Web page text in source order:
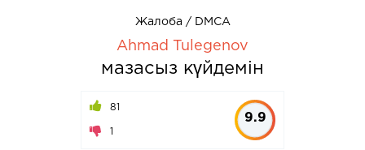
Жалоба / DMCA
Ahmad Tulegenov
мазасыз күйдемін
81
1
9.9